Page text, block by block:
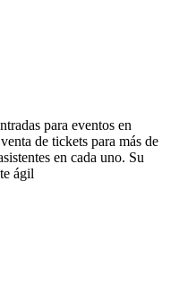
para eventos en
de tickets para más de
en cada uno. Su
ágil